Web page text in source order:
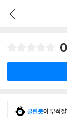
클린봇이 부적